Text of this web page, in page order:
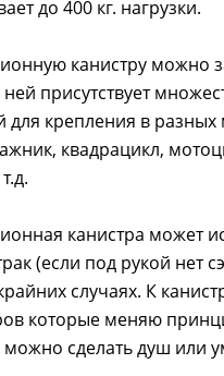
до 400 кг. нагрузки.
канистру можно
присутствует
для крепления в разных
квадрацикл,
канистра может
(если под рукой нет
случаях. К
которые меняю
можно сделать душ или